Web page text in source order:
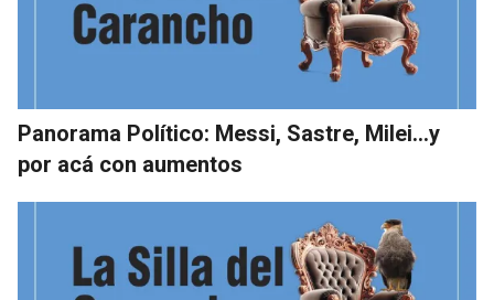
Panorama Político: Messi, Sastre, Milei…y
por acá con aumentos